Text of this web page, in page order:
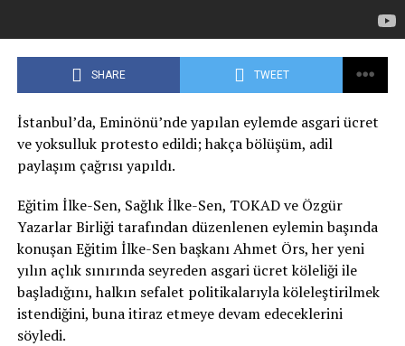
SHARE TWEET
İstanbul’da, Eminönü’nde yapılan eylemde asgari ücret
ve yoksulluk protesto edildi; hakça bölüşüm, adil
paylaşım çağrısı yapıldı.
Eğitim İlke-Sen, Sağlık İlke-Sen, TOKAD ve Özgür
Yazarlar Birliği tarafından düzenlenen eylemin başında
konuşan Eğitim İlke-Sen başkanı Ahmet Örs, her yeni
yılın açlık sınırında seyreden asgari ücret köleliği ile
başladığını, halkın sefalet politikalarıyla köleleştirilmek
istendiğini, buna itiraz etmeye devam edeceklerini
söyledi.